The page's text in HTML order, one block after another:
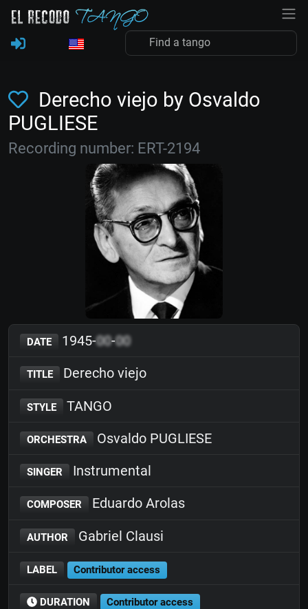
Derecho viejo by Osvaldo
PUGLIESE
Recording number: ERT-2194
DATE 1945-00-00
TITLE Derecho viejo
STYLE TANGO
ORCHESTRA Osvaldo PUGLIESE
SINGER Instrumental
COMPOSER Eduardo Arolas
AUTHOR Gabriel Clausi
LABEL Contributor access
DURATION Contributor access